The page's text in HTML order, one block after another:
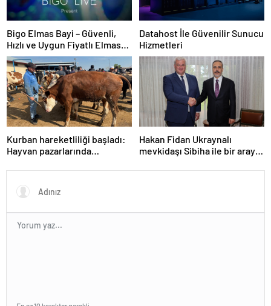
Bigo Elmas Bayi – Güvenli,
Hızlı ve Uygun Fiyatlı Elmas
Satın Almanın Yeni Adresi
Datahost İle Güvenilir Sunucu
Hizmetleri
Kurban hareketliliği başladı:
Hayvan pazarlarında
Hakan Fidan Ukraynalı
mevkidaşı Sibiha ile bir araya